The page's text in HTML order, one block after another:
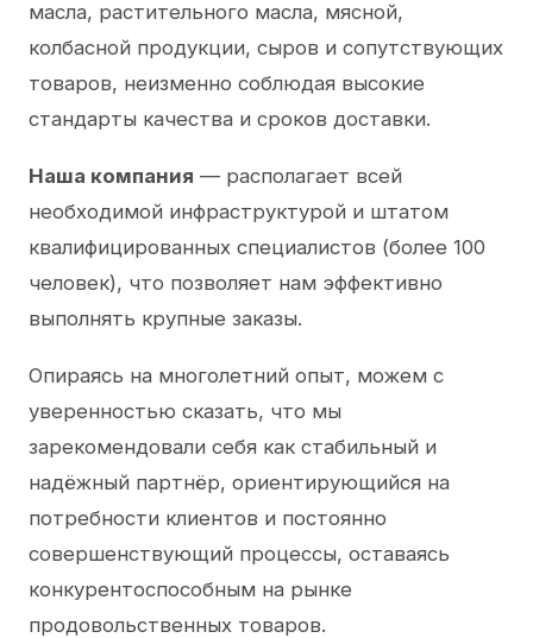
масла, растительного масла, мясной,
колбасной продукции, сыров и сопутствующих
товаров, неизменно соблюдая высокие
стандарты качества и сроков доставки.
Наша компания — располагает всей
необходимой инфраструктурой и штатом
квалифицированных специалистов (более 100
человек), что позволяет нам эффективно
выполнять крупные заказы.
Опираясь на многолетний опыт, можем с
уверенностью сказать, что мы
зарекомендовали себя как стабильный и
надёжный партнёр, ориентирующийся на
потребности клиентов и постоянно
совершенствующий процессы, оставаясь
конкурентоспособным на рынке
продовольственных товаров.